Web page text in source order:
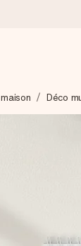
avec
Les clients
Déco